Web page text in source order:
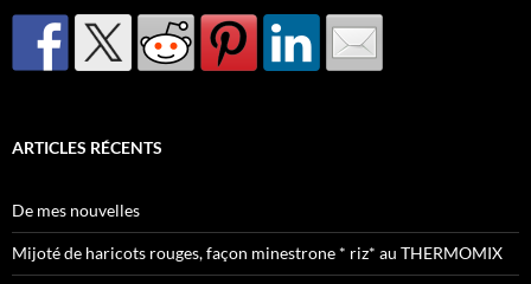
ARTICLES RÉCENTS
De mes nouvelles
Mijoté de haricots rouges, façon minestrone * riz* au THERMOMIX